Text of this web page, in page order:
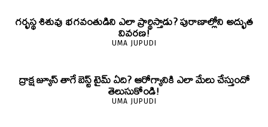
గర్భస్థ శిశువు భగవంతుడిని ఎలా ప్రార్థిస్తాడు? పురాణాల్లోని అద్భుత
వివరణ!
UMA JUPUDI
ద్రాక్ష జ్యూస్ తాగే బెస్ట్ టైమ్ ఏది? ఆరోగ్యానికి ఎలా మేలు చేస్తుందో
తెలుసుకోండి!
UMA JUPUDI